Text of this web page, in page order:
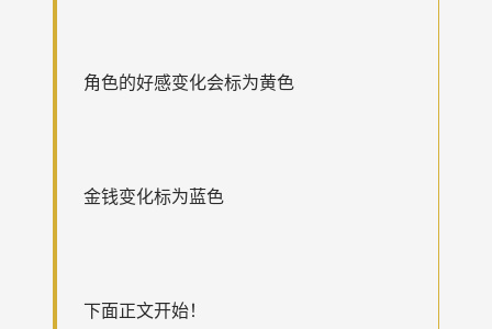
角色的好感变化会标为黄色
金钱变化标为蓝色
下面正文开始！